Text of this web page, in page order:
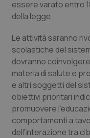
Lazio
Lombardia
Marche
Molise
Piemonte
Diabete &
Dolore
Donna & Salute
Epatiti
HIV
essere varato entro
della legge.
Le attività saranno
scolastiche del
dovranno
materia di salute e
e altri soggetti del
obiettivi prioritari
promuovere
comportamenti a
dell’interazione tra